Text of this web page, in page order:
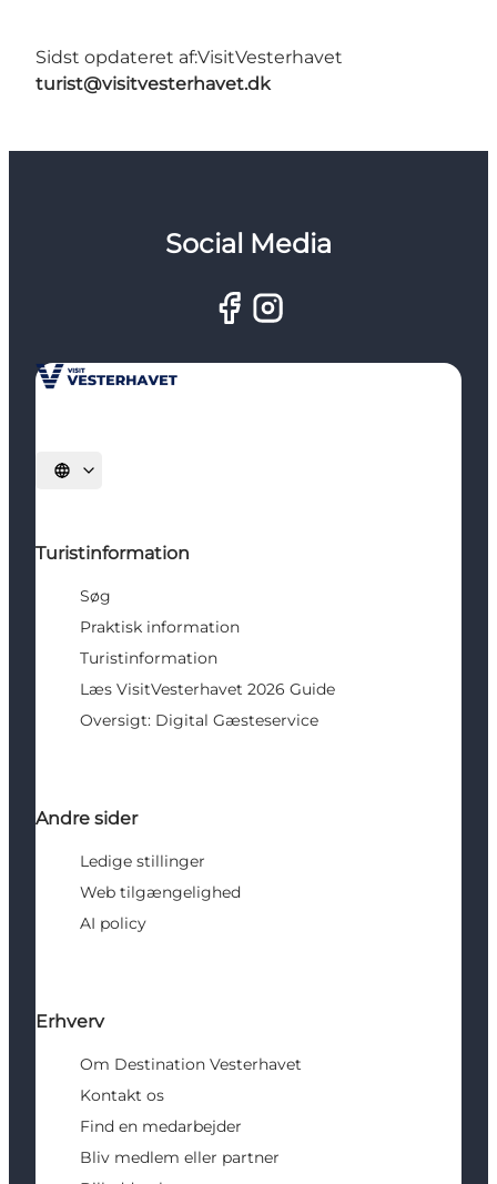
Sidst opdateret af:VisitVesterhavet
turist@visitvesterhavet.dk
Social Media
Vælg sprog
Turistinformation
Søg
Praktisk information
Turistinformation
Læs VisitVesterhavet 2026 Guide
Oversigt: Digital Gæsteservice
Andre sider
Ledige stillinger
Web tilgængelighed
AI policy
Erhverv
Om Destination Vesterhavet
Kontakt os
Find en medarbejder
Bliv medlem eller partner